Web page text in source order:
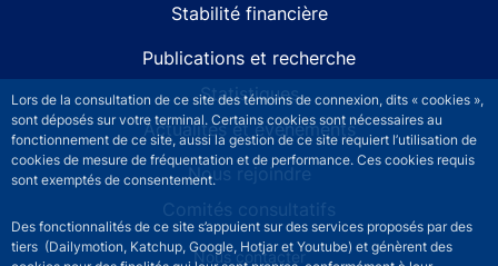
Lors de la consultation de ce site des témoins de connexion, dits « cookies »,
sont déposés sur votre terminal. Certains cookies sont nécessaires au
fonctionnement de ce site, aussi la gestion de ce site requiert l’utilisation de
cookies de mesure de fréquentation et de performance. Ces cookies requis
sont exemptés de consentement.
Des fonctionnalités de ce site s’appuient sur des services proposés par des
tiers (Dailymotion, Katchup, Google, Hotjar et Youtube) et génèrent des
Stabilité financière
Publications et recherche
Statistiques
Actualités et événements
Nous rejoindre
Comités consultatifs
Footer secondary menuNous contacter